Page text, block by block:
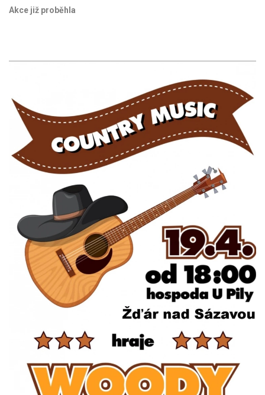
Akce již proběhla